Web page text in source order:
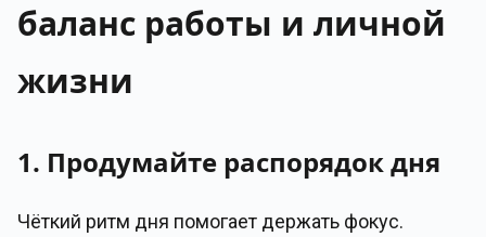
баланс работы и личной
жизни
1. Продумайте распорядок дня
Чёткий ритм дня помогает держать фокус.